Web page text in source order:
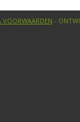
VOORWAARDEN -